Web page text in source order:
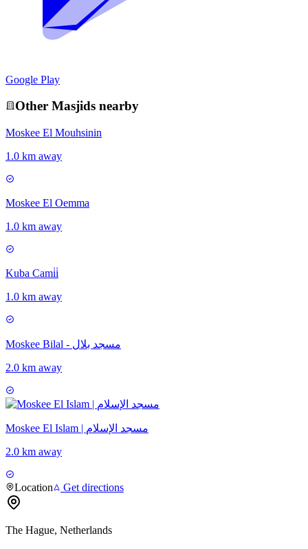
Google Play
Other Masjids nearby
Moskee El Mouhsinin
1.0 km away
Moskee El Oemma
1.0 km away
Kuba Cami̇i̇
1.0 km away
Moskee Bilal - مسجد بلال
2.0 km away
Moskee El Islam | مسجد الإسلام
2.0 km away
Location Get directions
The Hague, Netherlands